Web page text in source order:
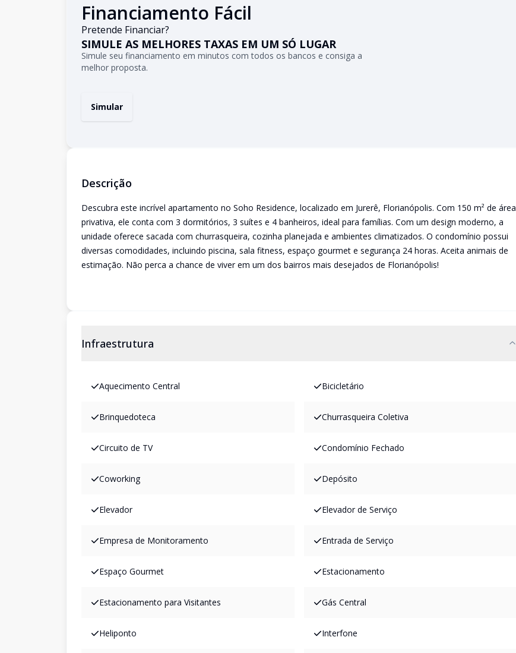
Financiamento Fácil
Pretende Financiar?
SIMULE AS MELHORES TAXAS EM UM SÓ LUGAR
Simule seu financiamento em minutos com todos os bancos e consiga a
melhor proposta.
Simular
Descrição
Descubra este incrível apartamento no Soho Residence, localizado em Jurerê, Florianópolis. Com 150 m² de área
privativa, ele conta com 3 dormitórios, 3 suítes e 4 banheiros, ideal para famílias. Com um design moderno, a
unidade oferece sacada com churrasqueira, cozinha planejada e ambientes climatizados. O condomínio possui
diversas comodidades, incluindo piscina, sala fitness, espaço gourmet e segurança 24 horas. Aceita animais de
estimação. Não perca a chance de viver em um dos bairros mais desejados de Florianópolis!
Infraestrutura
Aquecimento Central Bicicletário
Brinquedoteca Churrasqueira Coletiva
Circuito de TV Condomínio Fechado
Coworking Depósito
Elevador Elevador de Serviço
Empresa de Monitoramento Entrada de Serviço
Espaço Gourmet Estacionamento
Estacionamento para Visitantes Gás Central
Heliponto Interfone